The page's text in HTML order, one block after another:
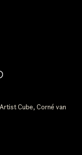
Cube, Corné van